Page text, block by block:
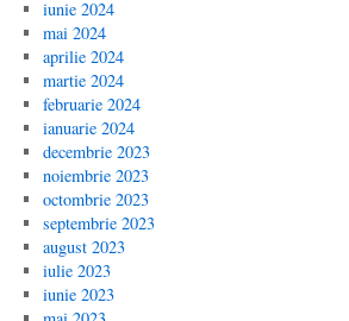
iunie 2024
mai 2024
aprilie 2024
martie 2024
februarie 2024
ianuarie 2024
decembrie 2023
noiembrie 2023
octombrie 2023
septembrie 2023
august 2023
iulie 2023
iunie 2023